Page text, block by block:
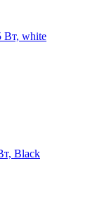
Вт, white
Black